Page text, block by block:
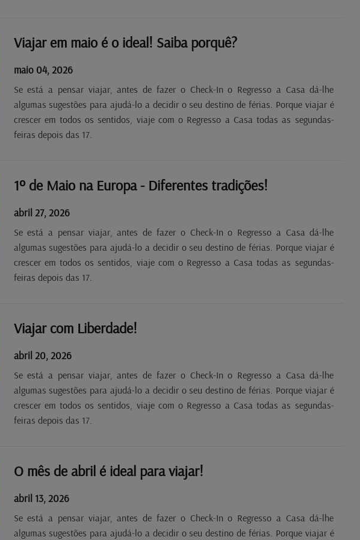
Viajar em maio é o ideal! Saiba porquê?
maio 04, 2026
Se está a pensar viajar, antes de fazer o Check-In o Regresso a Casa dá-lhe
algumas sugestões para ajudá-lo a decidir o seu destino de férias. Porque viajar é
crescer em todos os sentidos, viaje com o Regresso a Casa todas as segundas-
feiras depois das 17.
1º de Maio na Europa - Diferentes tradições!
abril 27, 2026
Se está a pensar viajar, antes de fazer o Check-In o Regresso a Casa dá-lhe
algumas sugestões para ajudá-lo a decidir o seu destino de férias. Porque viajar é
crescer em todos os sentidos, viaje com o Regresso a Casa todas as segundas-
feiras depois das 17.
Viajar com Liberdade!
abril 20, 2026
Se está a pensar viajar, antes de fazer o Check-In o Regresso a Casa dá-lhe
algumas sugestões para ajudá-lo a decidir o seu destino de férias. Porque viajar é
crescer em todos os sentidos, viaje com o Regresso a Casa todas as segundas-
feiras depois das 17.
O mês de abril é ideal para viajar!
abril 13, 2026
Se está a pensar viajar, antes de fazer o Check-In o Regresso a Casa dá-lhe
algumas sugestões para ajudá-lo a decidir o seu destino de férias. Porque viajar é